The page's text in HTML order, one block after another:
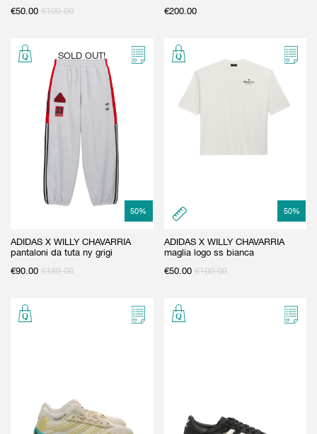
€50.00 €100.00
€200.00
50%
SOLD OUT!
ADIDAS X WILLY CHAVARRIA
pantaloni da tuta ny grigi
€90.00 €180.00
50%
ADIDAS X WILLY CHAVARRIA
maglia logo ss bianca
€50.00 €100.00